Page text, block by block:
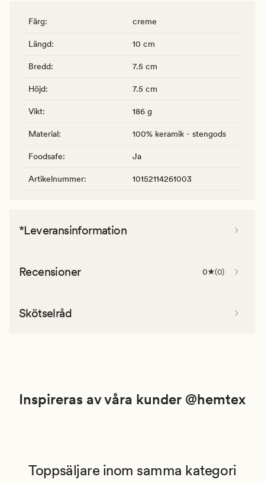
Färg: creme
Längd: 10 cm
Bredd: 7.5 cm
Höjd: 7.5 cm
Vikt: 186 g
Material: 100% keramik - stengods
Foodsafe: Ja
Artikelnummer: 10152114261003
*Leveransinformation
Recensioner 0 (0)
Skötselråd
Inspireras av våra kunder @hemtex
Toppsäljare inom samma kategori